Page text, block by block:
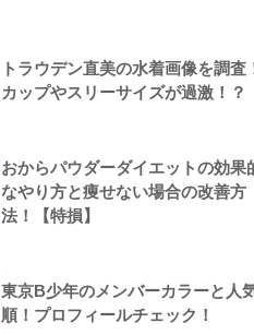
トラウデン直美の水着画像を調査
カップやスリーサイズが過激！？
おからパウダーダイエットの効果
なやり方と痩せない場合の改善方
法！【特損】
東京B少年のメンバーカラーと人
順！プロフィールチェック！